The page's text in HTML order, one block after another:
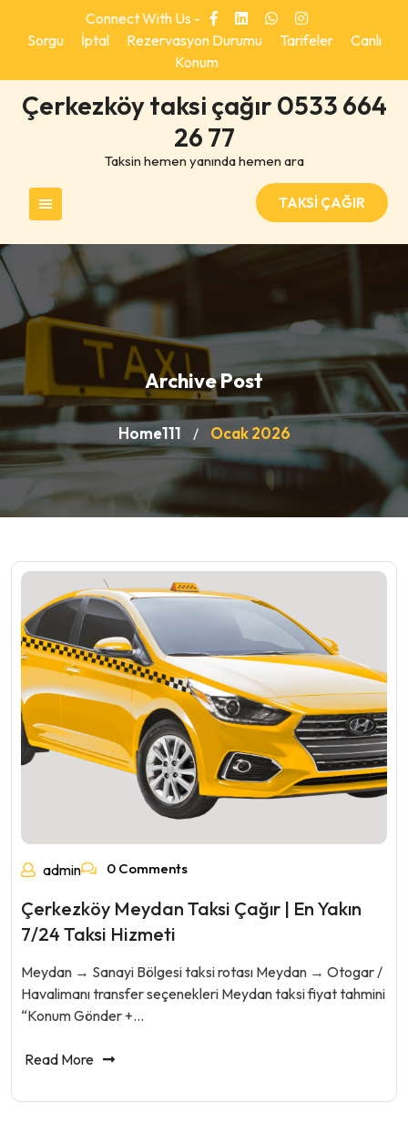
Connect With Us -
Sorgu
İptal Rezervasyon Durumu Tarifeler
Canlı
Konum
Çerkezköy taksi çağır 0533 664
26 77
Taksin hemen yanında hemen ara
TAKSİ ÇAĞIR
Archive Post
Home111 / Ocak 2026
admin 0 Comments
Çerkezköy Meydan Taksi Çağır | En Yakın
7/24 Taksi Hizmeti
Meydan → Sanayi Bölgesi taksi rotası Meydan → Otogar /
Havalimanı transfer seçenekleri Meydan taksi fiyat tahmini
“Konum Gönder +…
Read More